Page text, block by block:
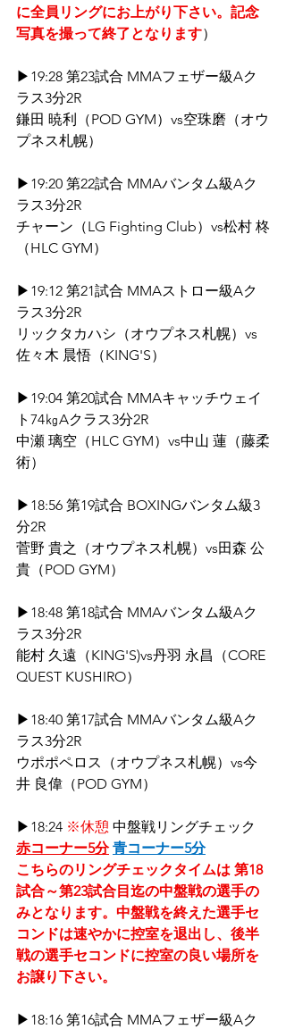
に全員リングにお上がり下さい。記念
写真を撮って終了となります）
▶19:28 第23試合 MMAフェザー級Aク
ラス3分2R
鎌田 暁利（POD GYM）vs空珠磨（オウ
プネス札幌）
▶19:20 第22試合 MMAバンタム級Aク
ラス3分2R
チャーン（LG Fighting Club）vs松村 柊
（HLC GYM）
▶19:12 第21試合 MMAストロー級Aク
ラス3分2R
リックタカハシ（オウプネス札幌）vs
佐々木 晨悟（KING'S）
▶19:04 第20試合 MMAキャッチウェイ
ト74㎏Aクラス3分2R
中瀬 璃空（HLC GYM）vs中山 蓮（藤柔
術）
▶18:56 第19試合 BOXINGバンタム級3
分2R
菅野 貴之（オウプネス札幌）vs田森 公
貴（POD GYM）
▶18:48 第18試合 MMAバンタム級Aク
ラス3分2R
能村 久遠（KING'S)vs丹羽 永昌（CORE
QUEST KUSHIRO）
▶18:40 第17試合 MMAバンタム級Aク
ラス3分2R
ウポポペロス（オウプネス札幌）vs今
井 良偉（POD GYM）
▶18:24 ※休憩 中盤戦リングチェック
赤コーナー5分 青コーナー5分
こちらのリングチェックタイムは 第18
試合～第23試合目迄の中盤戦の選手の
みとなります。中盤戦を終えた選手セ
コンドは速やかに控室を退出し、後半
戦の選手セコンドに控室の良い場所を
お譲り下さい。
▶18:16 第16試合 MMAフェザー級Aク